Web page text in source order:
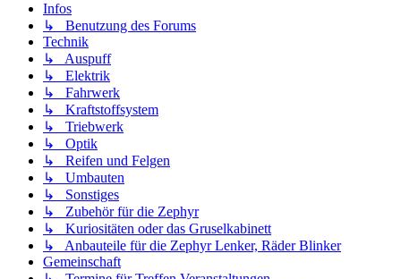
Infos
↳ Benutzung des Forums
Technik
↳ Auspuff
↳ Elektrik
↳ Fahrwerk
↳ Kraftstoffsystem
↳ Triebwerk
↳ Optik
↳ Reifen und Felgen
↳ Umbauten
↳ Sonstiges
↳ Zubehör für die Zephyr
↳ Kuriositäten oder das Gruselkabinett
↳ Anbauteile für die Zephyr Lenker, Räder Blinker
Gemeinschaft